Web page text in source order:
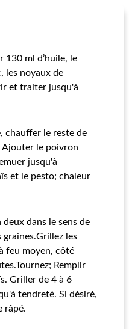
130 ml d’huile, le
les noyaux de
et traiter jusqu'à
chauffer le reste de
Ajouter le poivron
jusqu'à
et le pesto; chaleur
dans le sens de
graines.Grillez les
feu moyen, côté
Remplir
Griller de 4 à 6
tendreté. Si désiré,
râpé.